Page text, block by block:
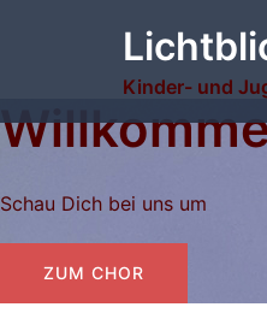
Kinder- und
Schau Dich bei uns um
ZUM CHOR